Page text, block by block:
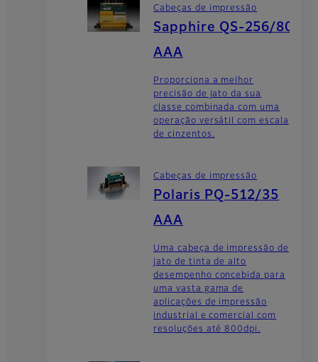
Cabeças de impressão
Sapphire QS-256/80
AAA
Proporciona a melhor
precisão de jato da sua
classe combinada com uma
operação versátil com escala
de cinzentos.
Cabeças de impressão
Polaris PQ-512/35
AAA
Uma cabeça de impressão de
jato de tinta de alto
desempenho concebida para
uma vasta gama de
aplicações de impressão
industrial e comercial com
resoluções até 800dpi.